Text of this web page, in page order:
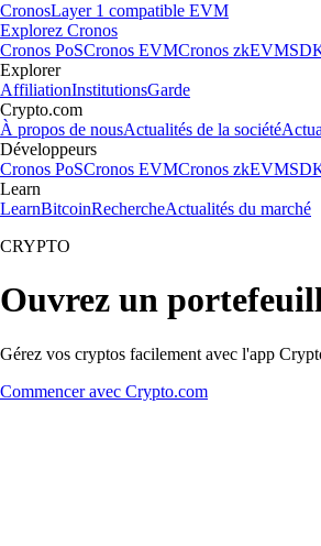
CronosLayer 1 compatible EVM
Explorez Cronos
Cronos PoSCronos EVMCronos zkEVM
Explorer
AffiliationInstitutionsGarde
Crypto.com
À propos de nousActualités de la société
Développeurs
Cronos PoSCronos EVMCronos zkEVM
Learn
LearnBitcoinRechercheActualités du marché
CRYPTO
Ouvrez un
Gérez vos cryptos facilement avec l'app
Commencer avec Crypto.com